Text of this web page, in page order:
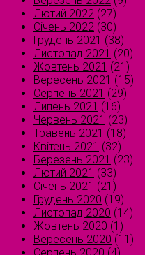
Лютий 2022 (27)
Січень 2022 (30)
Грудень 2021 (38)
Листопад 2021 (20)
Жовтень 2021 (21)
Вересень 2021 (15)
Серпень 2021 (29)
Липень 2021 (16)
Червень 2021 (23)
Травень 2021 (18)
Квітень 2021 (32)
Березень 2021 (23)
Лютий 2021 (33)
Січень 2021 (21)
Грудень 2020 (19)
Листопад 2020 (14)
Жовтень 2020 (1)
Вересень 2020 (11)